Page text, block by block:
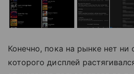
Конечно, пока на рынке нет ни
которого дисплей